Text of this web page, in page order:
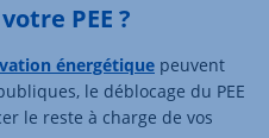
PEE ?
énergétique peuvent
le déblocage du PEE
le reste à charge de vos